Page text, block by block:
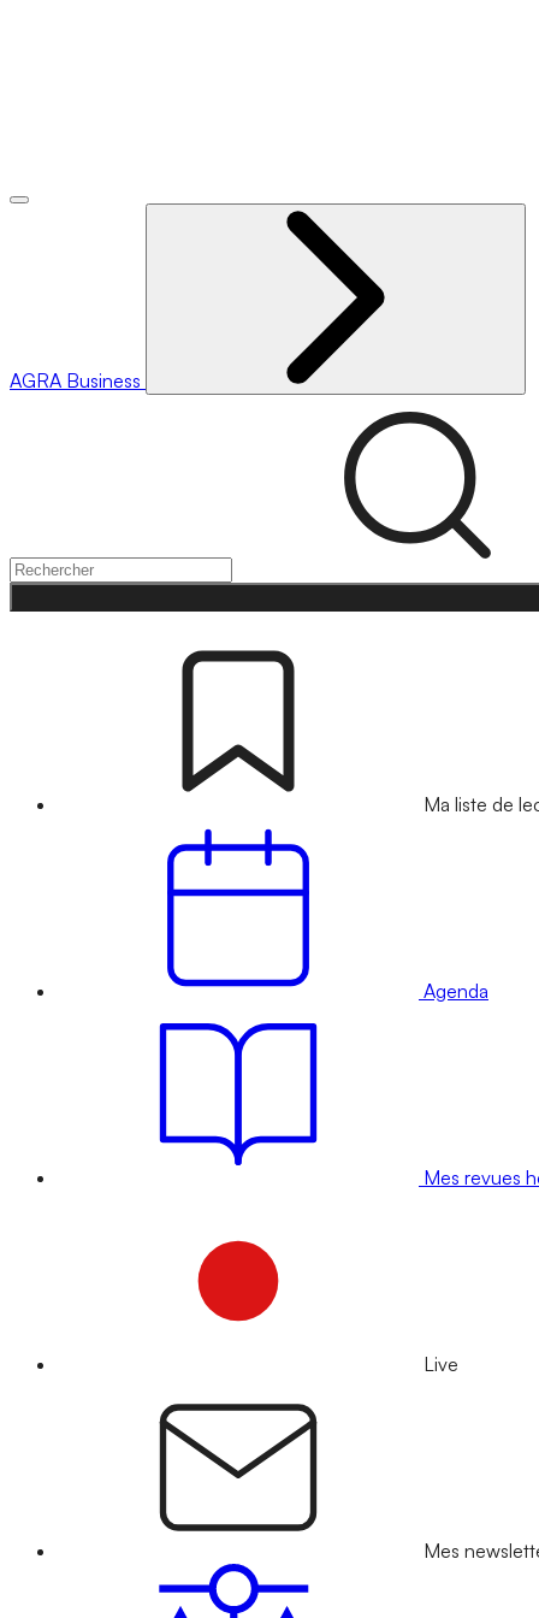
AGRA Business
Ma liste de
Agenda
Mes revues
Live
Mes